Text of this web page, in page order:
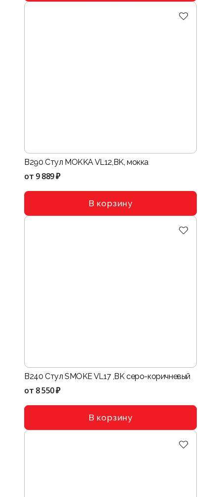
B290 Стул MOKKA VL12,BK, мокка
от 9 889 ₽
В корзину
B240 Стул SMOKE VL17 ,BK серо-коричневый
от 8 550 ₽
В корзину